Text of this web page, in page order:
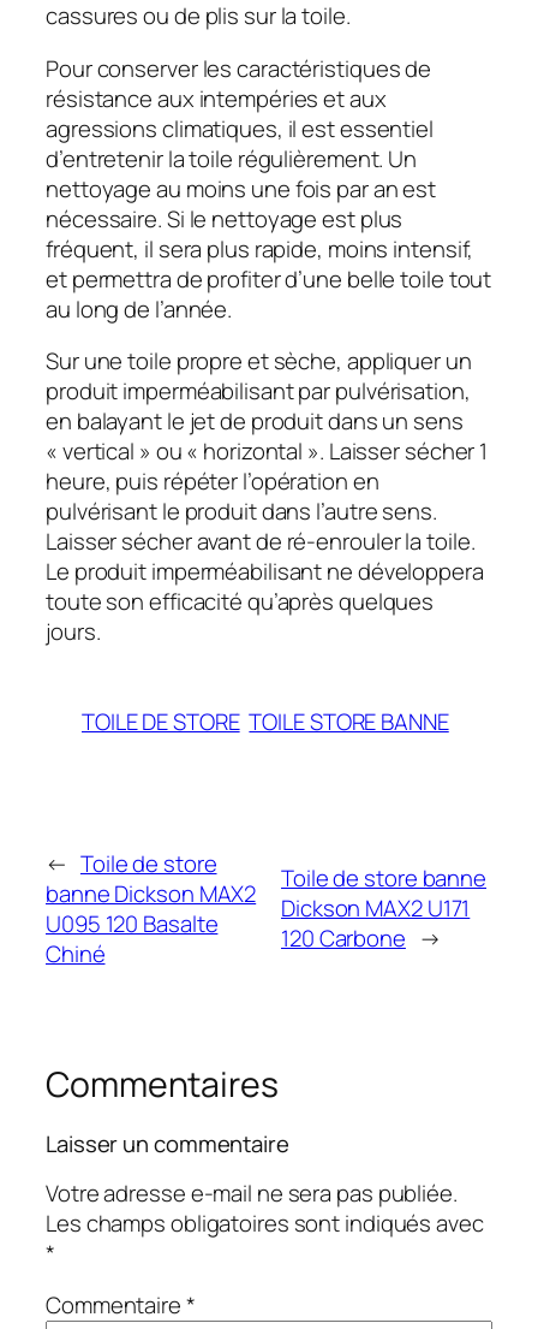
cassures ou de plis sur la toile.
Pour conserver les caractéristiques de
résistance aux intempéries et aux
agressions climatiques, il est essentiel
d’entretenir la toile régulièrement. Un
nettoyage au moins une fois par an est
nécessaire. Si le nettoyage est plus
fréquent, il sera plus rapide, moins intensif,
et permettra de profiter d’une belle toile tout
au long de l’année.
Sur une toile propre et sèche, appliquer un
produit imperméabilisant par pulvérisation,
en balayant le jet de produit dans un sens
« vertical » ou « horizontal ». Laisser sécher 1
heure, puis répéter l’opération en
pulvérisant le produit dans l’autre sens.
Laisser sécher avant de ré-enrouler la toile.
Le produit imperméabilisant ne développera
toute son efficacité qu’après quelques
jours.
TOILE DE STORE TOILE STORE BANNE
← Toile de store
banne Dickson MAX2
U095 120 Basalte
Chiné
Toile de store banne
Dickson MAX2 U171
120 Carbone →
Commentaires
Laisser un commentaire
Votre adresse e-mail ne sera pas publiée.
Les champs obligatoires sont indiqués avec
*
Commentaire*